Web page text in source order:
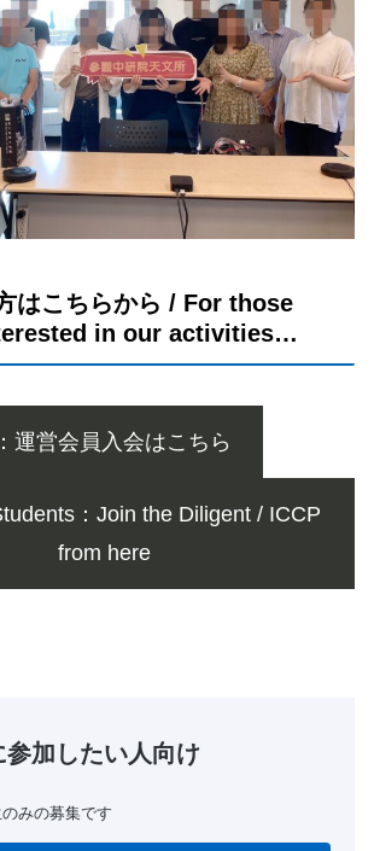
はこちらから / For those
in our activities…
運営会員入会はこちら
：Join the Diligent / ICCP
from here
参加したい人向け
みの募集です